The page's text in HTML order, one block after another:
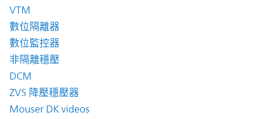
VTM
數位隔離器
數位監控器
非隔離穩壓
DCM
ZVS 降壓穩壓器
Mouser DK videos